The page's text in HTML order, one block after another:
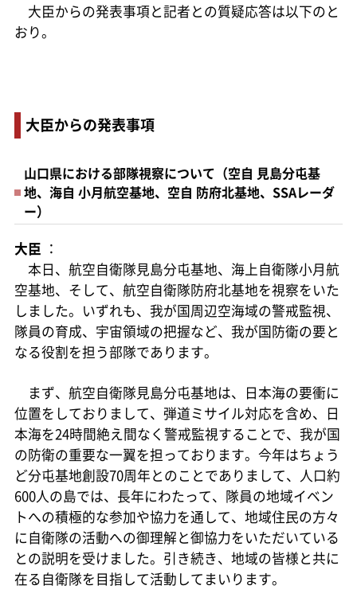
大臣からの発表事項と記者との質疑応答は以下のと
おり。
大臣からの発表事項
山口県における部隊視察について（空自 見島分屯基
地、海自 小月航空基地、空自 防府北基地、SSAレーダ
ー）
大臣 ：
本日、航空自衛隊見島分屯基地、海上自衛隊小月航
空基地、そして、航空自衛隊防府北基地を視察をいた
しました。いずれも、我が国周辺空海域の警戒監視、
隊員の育成、宇宙領域の把握など、我が国防衛の要と
なる役割を担う部隊であります。
まず、航空自衛隊見島分屯基地は、日本海の要衝に
位置をしておりまして、弾道ミサイル対応を含め、日
本海を24時間絶え間なく警戒監視することで、我が国
の防衛の重要な一翼を担っております。今年はちょう
ど分屯基地創設70周年とのことでありまして、人口約
600人の島では、長年にわたって、隊員の地域イベン
トへの積極的な参加や協力を通して、地域住民の方々
に自衛隊の活動への御理解と御協力をいただいている
との説明を受けました。引き続き、地域の皆様と共に
在る自衛隊を目指して活動してまいります。